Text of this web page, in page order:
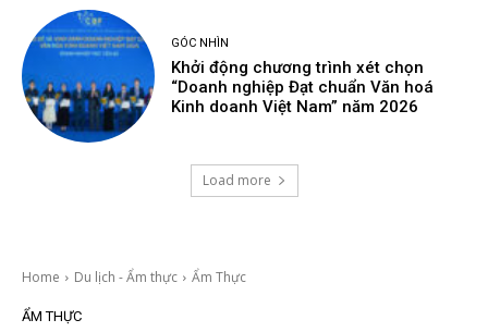
GÓC NHÌN
Khởi động chương trình xét chọn
“Doanh nghiệp Đạt chuẩn Văn hoá
Kinh doanh Việt Nam” năm 2026
Load more